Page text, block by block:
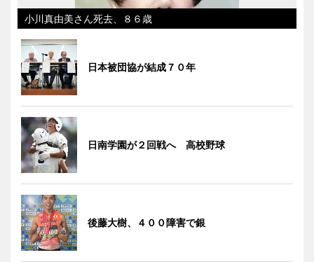
小川真由美さん死去、８６歳
日本被団協が結成７０年
日南学園が２回戦へ 高校野球
後藤大樹、４００障害で銀